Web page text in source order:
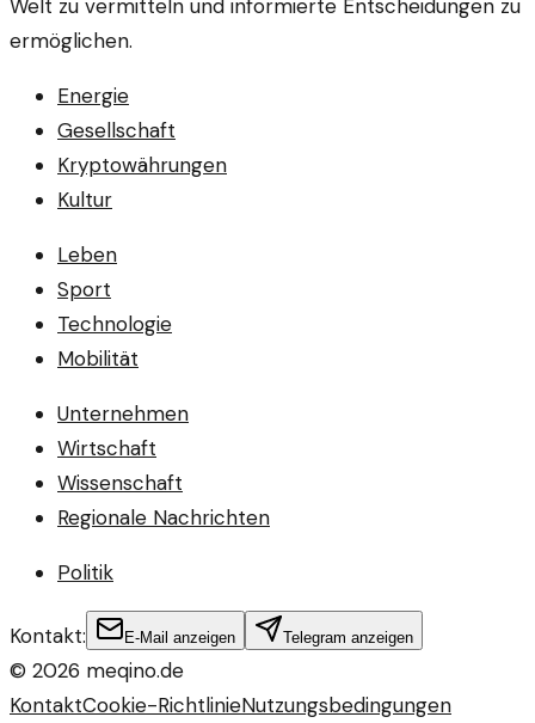
Welt zu vermitteln und informierte Entscheidungen zu
ermöglichen.
Energie
Gesellschaft
Kryptowährungen
Kultur
Leben
Sport
Technologie
Mobilität
Unternehmen
Wirtschaft
Wissenschaft
Regionale Nachrichten
Politik
Kontakt: E-Mail anzeigen Telegram anzeigen
© 2026 meqino.de
KontaktCookie-RichtlinieNutzungsbedingungen